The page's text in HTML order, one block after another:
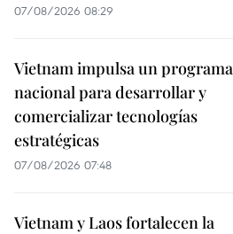
07/08/2026 08:29
Vietnam impulsa un programa
nacional para desarrollar y
comercializar tecnologías
estratégicas
07/08/2026 07:48
Vietnam y Laos fortalecen la